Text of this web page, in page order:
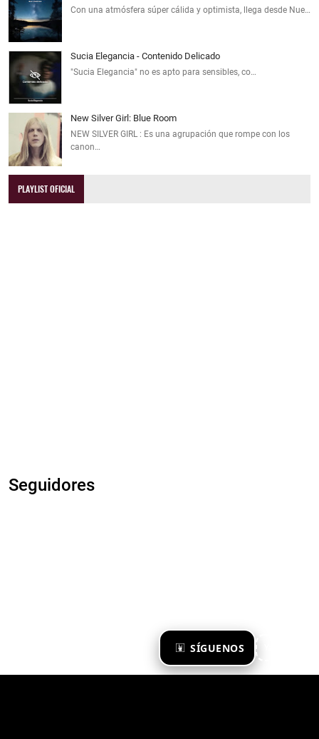
SÍGUENOS
Con una atmósfera súper cálida y optimista, llega desde Nue…
Sucia Elegancia - Contenido Delicado
"Sucia Elegancia" no es apto para sensibles, co…
New Silver Girl: Blue Room
NEW SILVER GIRL : Es una agrupación que rompe con los
canon…
PLAYLIST OFICIAL
Seguidores